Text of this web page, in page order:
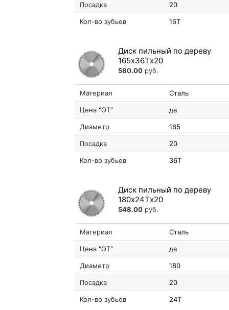
Посадка 20
Кол-во зубьев 16T
Диск пильный по дереву
165х36Tх20
580.00 руб.
Материал Сталь
Цена "ОТ" да
Диаметр 165
Посадка 20
Кол-во зубьев 36T
Диск пильный по дереву
180х24Tх20
548.00 руб.
Материал Сталь
Цена "ОТ" да
Диаметр 180
Посадка 20
Кол-во зубьев 24T